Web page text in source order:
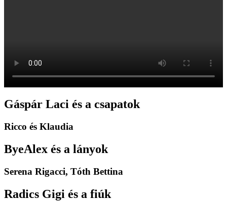
Gáspár Laci és a csapatok
Ricco és Klaudia
ByeAlex és a lányok
Serena Rigacci, Tóth Bettina
Radics Gigi és a fiúk